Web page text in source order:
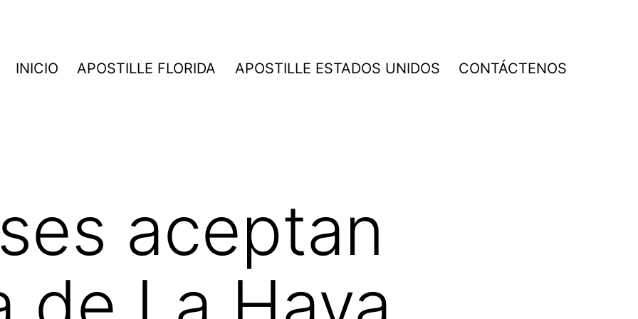
INICIO APOSTILLE FLORIDA APOSTILLE ESTADOS UNIDOS CONTÁCTENOS
aceptan